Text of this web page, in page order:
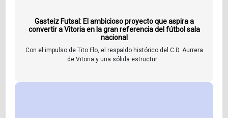
Gasteiz Futsal: El ambicioso proyecto que aspira a
convertir a Vitoria en la gran referencia del fútbol sala
nacional
Con el impulso de Tito Flo, el respaldo histórico del C.D. Aurrera
de Vitoria y una sólida estructur...